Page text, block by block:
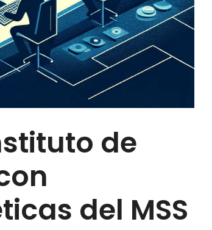
de
del MSS